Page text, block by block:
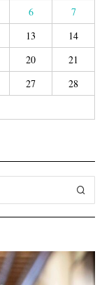
6
7
13
14
20
21
27
28